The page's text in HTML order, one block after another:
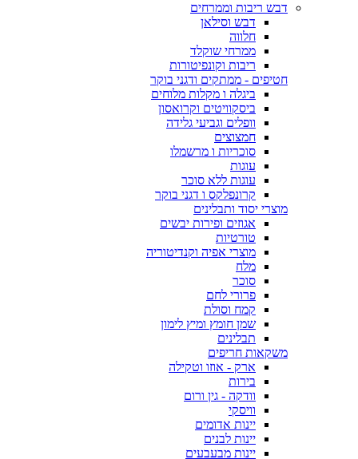
דבש ריבות וממרחים
דבש וסילאן
חלווה
ממרחי שוקלד
ריבות וקונפיטורות
חטיפים - ממתקים ודגני בוקר
ביגלה ו מקלות מלוחים
ביסקוויטים וקרואסון
וופלים וגביעי גלידה
חמצוצים
סוכריות ו מרשמלו
עוגות
עוגות ללא סוכר
קרונפלקס ו דגני בוקר
מוצרי יסוד ותבלינים
אגוזים ופירות יבשים
טורטיות
מוצרי אפיה וקנדיטוריה
מלח
סוכר
פרורי לחם
קמח וסולת
שמן חומץ ומיץ לימון
תבלינים
משקאות חריפים
ארק - אוזו וטקילה
בירות
וודקה - גין ורום
וויסקי
יינות אדומים
יינות לבנים
יינות מבעבעים